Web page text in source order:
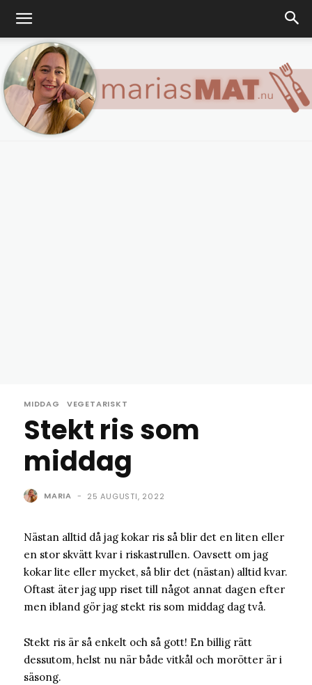
MIDDAG VEGETARISKT
Stekt ris som
middag
MARIA - 25 AUGUSTI, 2022
Nästan alltid då jag kokar ris så blir det en liten eller
en stor skvätt kvar i riskastrullen. Oavsett om jag
kokar lite eller mycket, så blir det (nästan) alltid kvar.
Oftast äter jag upp riset till något annat dagen efter
men ibland gör jag stekt ris som middag dag två.
Stekt ris är så enkelt och så gott! En billig rätt
dessutom, helst nu när både vitkål och morötter är i
säsong.